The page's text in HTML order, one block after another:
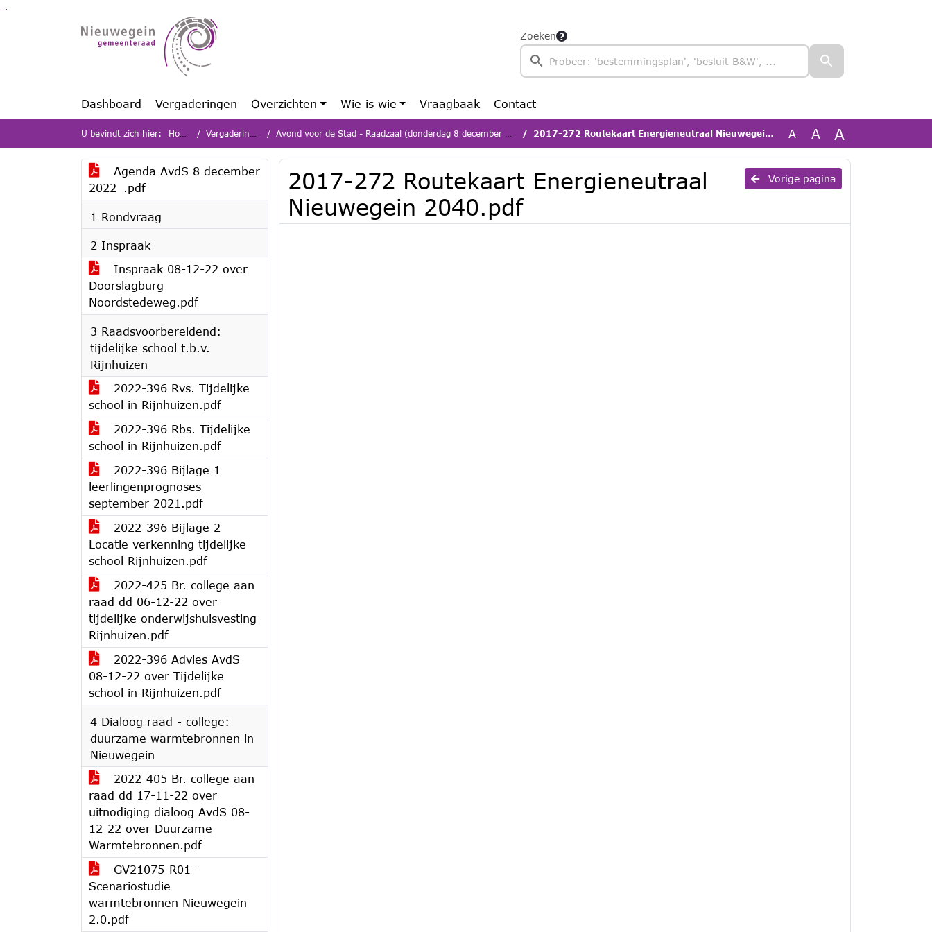
Ga naar de inhoud van deze pagina
Zoeken
Dashboard Vergaderingen Overzichten Wie is wie Vraagbaak Contact
U bevindt zich hier: Home Vergaderingen Avond voor de Stad - Raadzaal (donderdag 8 december 2022) 2017-272 Routekaart Energieneutraal Nieuwegein 2040.pdf A A A
Agenda AvdS 8 december
2022_.pdf
1 Rondvraag
2 Inspraak
Inspraak 08-12-22 over
Doorslagburg
Noordstedeweg.pdf
3 Raadsvoorbereidend:
tijdelijke school t.b.v.
Rijnhuizen
2022-396 Rvs. Tijdelijke
school in Rijnhuizen.pdf
2022-396 Rbs. Tijdelijke
school in Rijnhuizen.pdf
2022-396 Bijlage 1
leerlingenprognoses
september 2021.pdf
2022-396 Bijlage 2
Locatie verkenning tijdelijke
school Rijnhuizen.pdf
2022-425 Br. college aan
raad dd 06-12-22 over
tijdelijke onderwijshuisvesting
Rijnhuizen.pdf
2022-396 Advies AvdS
08-12-22 over Tijdelijke
school in Rijnhuizen.pdf
4 Dialoog raad - college:
duurzame warmtebronnen in
Nieuwegein
2022-405 Br. college aan
raad dd 17-11-22 over
uitnodiging dialoog AvdS 08-
12-22 over Duurzame
Warmtebronnen.pdf
GV21075-R01-
Scenariostudie
warmtebronnen Nieuwegein
2.0.pdf
Vorige pagina
2017-272 Routekaart Energieneutraal
Nieuwegein 2040.pdf